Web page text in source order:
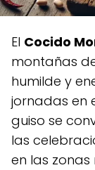
El Cocido
montañas
humilde y
jornadas en
guiso se
las
en las zonas